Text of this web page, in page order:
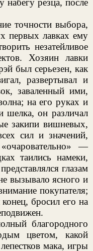
резца, после
точности выбора,
первых лавках ему
незатейливое
Хозяин лавки
был серьезен, как
развертывал и
заваленный ими,
на его руках и
шелка, он различал
закипи вишневых,
сил и значений,
—
таились намеки,
глазам
вызывало ясного и
покупателя;
бросил его на
благородного
цветом, какой
мака, игры